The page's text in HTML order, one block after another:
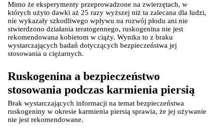
Mimo że eksperymenty przeprowadzone na zwierzętach, w
których użyto dawki aż 25 razy wyższej niż ta zalecana dla ludzi,
nie wykazały szkodliwego wpływu na rozwój płodu ani nie
stwierdzono działania teratogennego, ruskogenina nie jest
rekomendowana kobietom w ciąży. Wynika to z braku
wystarczających badań dotyczących bezpieczeństwa jej
stosowania u ciężarnych.
Ruskogenina a bezpieczeństwo
stosowania podczas karmienia piersią
Brak wystarczających informacji na temat bezpieczeństwa
ruskogeniny w okresie karmienia piersią sprawia, że jej używanie
nie jest rekomendowane.